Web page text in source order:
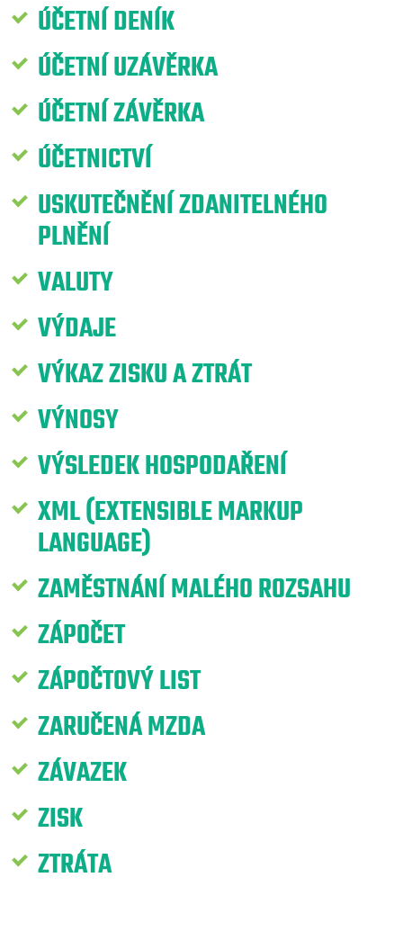
ÚČETNÍ DENÍK
ÚČETNÍ UZÁVĚRKA
ÚČETNÍ ZÁVĚRKA
ÚČETNICTVÍ
USKUTEČNĚNÍ ZDANITELNÉHO
PLNĚNÍ
VALUTY
VÝDAJE
VÝKAZ ZISKU A ZTRÁT
VÝNOSY
VÝSLEDEK HOSPODAŘENÍ
XML (EXTENSIBLE MARKUP
LANGUAGE)
ZAMĚSTNÁNÍ MALÉHO ROZSAHU
ZÁPOČET
ZÁPOČTOVÝ LIST
ZARUČENÁ MZDA
ZÁVAZEK
ZISK
ZTRÁTA